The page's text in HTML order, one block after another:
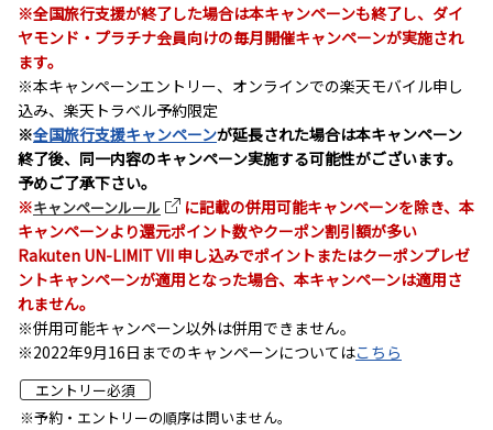
※全国旅行支援が終了した場合は本キャンペーンも終了し、ダイ
ヤモンド・プラチナ会員向けの毎月開催キャンペーンが実施され
ます。
※本キャンペーンエントリー、オンラインでの楽天モバイル申し
込み、楽天トラベル予約限定
※全国旅行支援キャンペーンが延長された場合は本キャンペーン
終了後、同一内容のキャンペーン実施する可能性がございます。
予めご了承下さい。
※キャンペーンルール
に記載の併用可能キャンペーンを除き、本
キャンペーンより還元ポイント数やクーポン割引額が多い
Rakuten UN-LIMIT VII 申し込みでポイントまたはクーポンプレゼ
ントキャンペーンが適用となった場合、本キャンペーンは適用さ
れません。
※併用可能キャンペーン以外は併用できません。
※2022年9月16日までのキャンペーンについてはこちら
エントリー必須
※予約・エントリーの順序は問いません。